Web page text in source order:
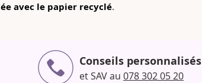
avec le papier recyclé.
Conseils personnalisés
et SAV au 078 302 05 20